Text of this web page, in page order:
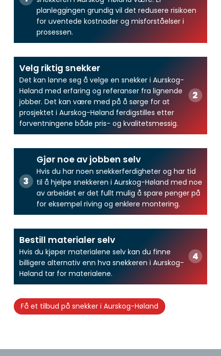
planleggingen grundig vil det redusere risikoen
for uventede kostnader og misforståelser i
prosessen.
Velg riktig snekker
Det kan lønne seg å velge en snekker i Aurskog-
Høland med erfaring og referanser fra lignende
jobber. Det kan være med på å sørge for at
prosjektet i Aurskog-Høland ferdigstilles etter
forventningene både pris- og kvalitetsmessig.
Gjør noe av jobben selv
Hvis du har noen snekkerferdigheter og har tid
til å hjelpe snekkeren i Aurskog-Høland med noe
av arbeidet er det fullt mulig å spare penger på
for eksempel riving og enklere montering.
Bestill materialer selv
Hvis du kjøper materialene selv kan du finne
billigere alternativ enn hva snekkeren i Aurskog-
Høland tar for materialene.
Få et tilbud på snekker i Aurskog-Høland